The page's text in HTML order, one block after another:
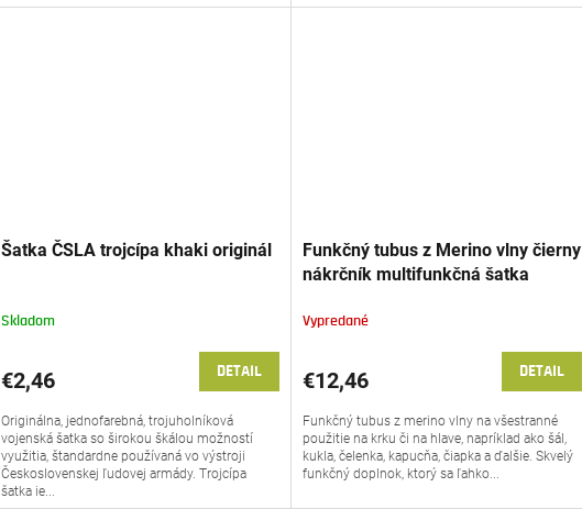
Šatka ČSLA trojcípa khaki originál
Skladom
€2,46 DETAIL
Originálna, jednofarebná, trojuholníková
vojenská šatka so širokou škálou možností
využitia, štandardne používaná vo výstroji
Československej ľudovej armády. Trojcípa
šatka je...
Funkčný tubus z Merino vlny čierny
nákrčník multifunkčná šatka
Vypredané
€12,46 DETAIL
Funkčný tubus z merino vlny na všestranné
použitie na krku či na hlave, napríklad ako šál,
kukla, čelenka, kapucňa, čiapka a ďalšie. Skvelý
funkčný doplnok, ktorý sa ľahko...